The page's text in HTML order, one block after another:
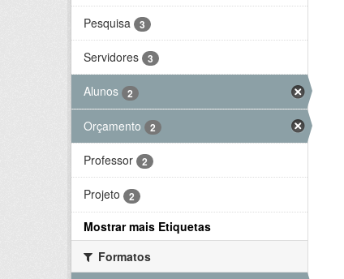
Pesquisa 3
Servidores 3
Alunos 2
Orçamento 2
Professor 2
Projeto 2
Mostrar mais Etiquetas
Formatos